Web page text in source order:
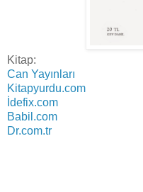
Kitap:
Can Yayınları
Kitapyurdu.com
İdefix.com
Babil.com
Dr.com.tr